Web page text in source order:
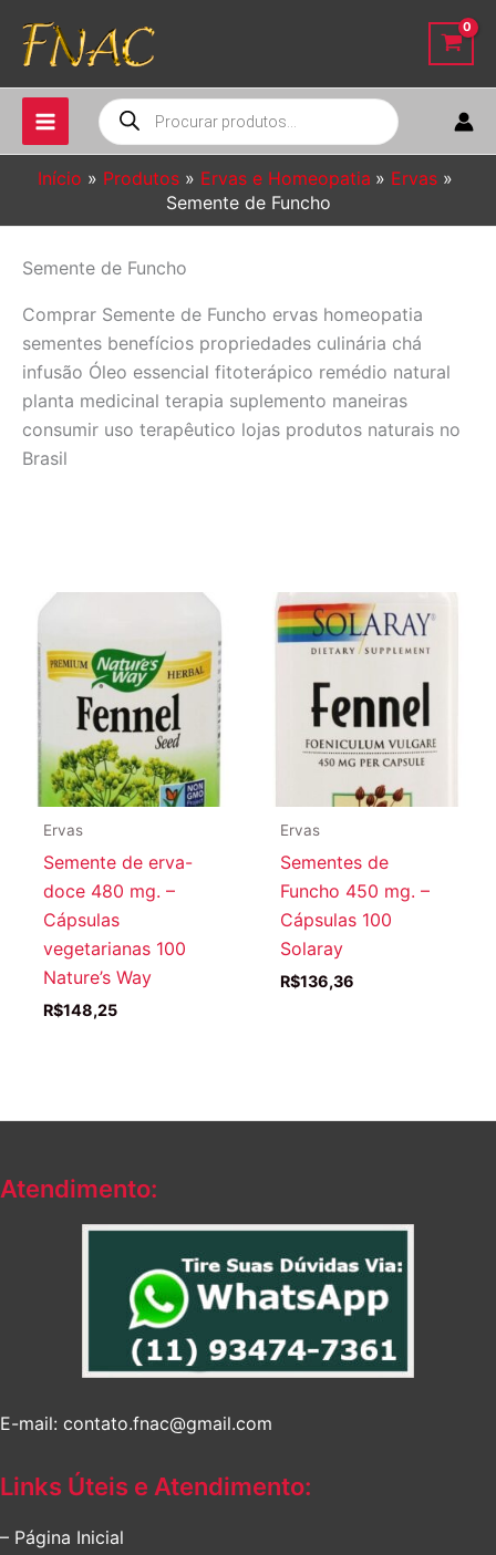
para
conteúdo
Pesquisar
produtos
Início Produtos Ervas e Homeopatia
Ervas
Semente de Funcho
Semente de Funcho
Comprar Semente de Funcho ervas homeopatia
sementes benefícios propriedades culinária chá
infusão Óleo essencial fitoterápico remédio natural
planta medicinal terapia suplemento maneiras
consumir uso terapêutico lojas produtos naturais no
Brasil
Ervas
Semente de erva-
doce 480 mg. –
Cápsulas
vegetarianas 100
Nature’s Way
R$148,25
Ervas
Sementes de
Funcho 450 mg. –
Cápsulas 100
Solaray
R$136,36
Atendimento:
E-mail: contato.fnac@gmail.com
Links Úteis e Atendimento:
– Página Inicial